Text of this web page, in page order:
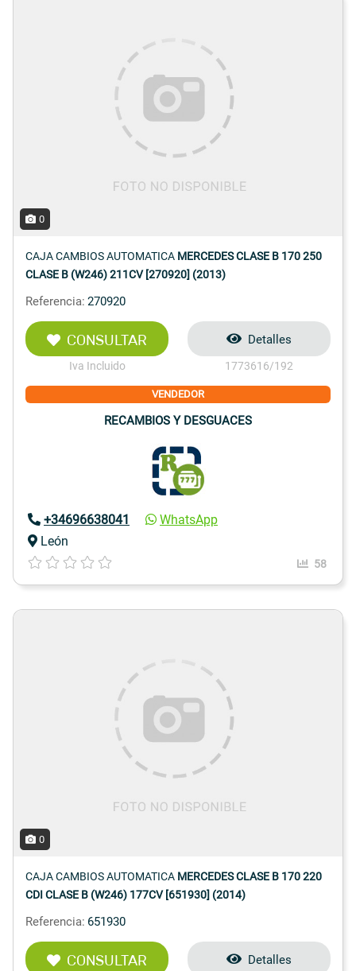
0
CAJA CAMBIOS AUTOMATICA MERCEDES CLASE B 170 250
CLASE B (W246) 211CV [270920] (2013)
Referencia: 270920
CONSULTAR
Iva Incluido
Detalles
1773616/192
VENDEDOR
RECAMBIOS Y DESGUACES
+34696638041
WhatsApp
León
58
0
CAJA CAMBIOS AUTOMATICA MERCEDES CLASE B 170 220
CDI CLASE B (W246) 177CV [651930] (2014)
Referencia: 651930
CONSULTAR Detalles